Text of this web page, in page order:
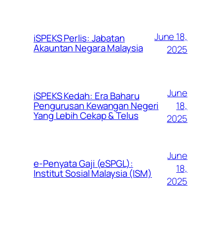
iSPEKS Perlis: Jabatan
Akauntan Negara Malaysia
June 18,
2025
iSPEKS Kedah: Era Baharu
Pengurusan Kewangan Negeri
Yang Lebih Cekap & Telus
June
18,
2025
e-Penyata Gaji (eSPGL):
Institut Sosial Malaysia (ISM)
June
18,
2025